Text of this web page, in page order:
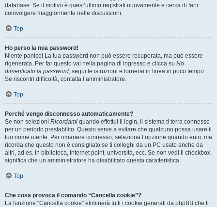
database. Se il motivo è quest’ultimo registrati nuovamente e cerca di farti
coinvolgere maggiormente nelle discussioni.
Top
Ho perso la mia password!
Niente panico! La tua password non può essere recuperata, ma può essere
rigenerata. Per far questo vai nella pagina di ingresso e clicca su Ho
dimenticato la password, segui le istruzioni e tornerai in linea in poco tempo.
Se riscontri difficoltà, contatta l’amministratore.
Top
Perché vengo disconnesso automaticamente?
Se non selezioni Ricordami quando effettui il login, il sistema ti terrà connesso
per un periodo prestabilito. Questo serve a evitare che qualcuno possa usare il
tuo nome utente. Per rimanere connesso, seleziona l’opzione quando entri, ma
ricorda che questo non è consigliato se ti colleghi da un PC usato anche da
altri, ad es. in biblioteca, Internet point, università, ecc. Se non vedi il checkbox,
significa che un amministratore ha disabilitato questa caratteristica.
Top
Che cosa provoca il comando “Cancella cookie”?
La funzione “Cancella cookie” eliminerà tutti i cookie generati da phpBB che ti